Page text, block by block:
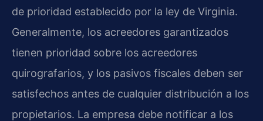
de prioridad establecido por la ley de Virginia.
Generalmente, los acreedores garantizados
tienen prioridad sobre los acreedores
quirografarios, y los pasivos fiscales deben ser
satisfechos antes de cualquier distribución a los
propietarios. La empresa debe notificar a los